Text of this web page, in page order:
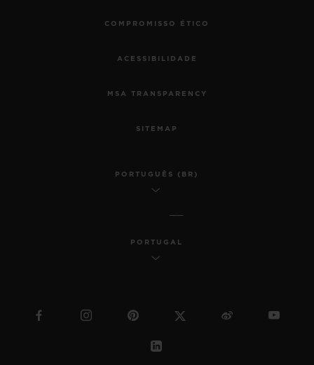
COMPROMISSO ÉTICO
ACESSIBILIDADE
MSA TRANSPARENCY
SITEMAP
PORTUGUÊS (BR)
PORTUGAL